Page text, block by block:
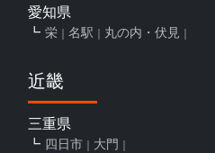
愛知県
栄 名駅 丸の内・伏見
近畿
三重県
四日市 大門